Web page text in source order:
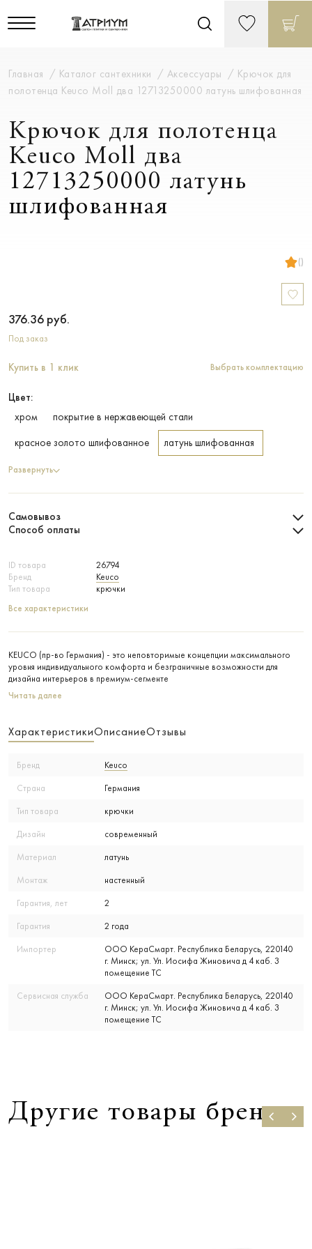
Главная Каталог сантехники Аксессуары
Крючок для
полотенца Keuco Moll два 12713250000 латунь шлифованная
Крючок для полотенца
Keuco Moll два
12713250000 латунь
шлифованная
()
ID товара
26794
Бренд
Keuco
Тип товара
крючки
Все характеристики
KEUCO (пр-во Германия) - это неповторимые концепции максимального
уровня индивидуального комфорта и безграничные возможности для
дизайна интерьеров в премиум-сегменте
Читать далее
376.36 руб.
Под заказ
Купить в 1 клик Выбрать комплектацию
Цвет:
хром
покрытие в нержавеющей стали
красное золото шлифованное латунь шлифованная
Развернуть
Самовывоз
Способ оплаты
ХарактеристикиОписаниеОтзывы
Бренд Keuco
Страна Германия
Тип товара крючки
Дизайн современный
Материал латунь
Монтаж настенный
Гарантия, лет 2
Гарантия 2 года
Импортер
ООО КераСмарт. Республика Беларусь, 220140
г. Минск; ул. Ул. Иосифа Жиновича д 4 каб. 3
помещение ТС
Сервисная служба
ООО КераСмарт. Республика Беларусь, 220140
г. Минск; ул. Ул. Иосифа Жиновича д 4 каб. 3
помещение ТС
Другие товары бренда